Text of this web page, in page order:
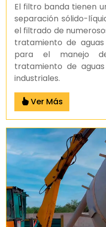
El filtro banda tienen
separación sólido-
el filtrado de
tratamiento de
para el manejo
tratamiento de
industriales.
Ver Más